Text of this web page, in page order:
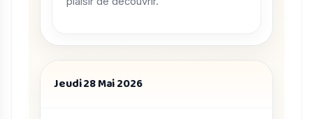
Jeudi 28 Mai 2026